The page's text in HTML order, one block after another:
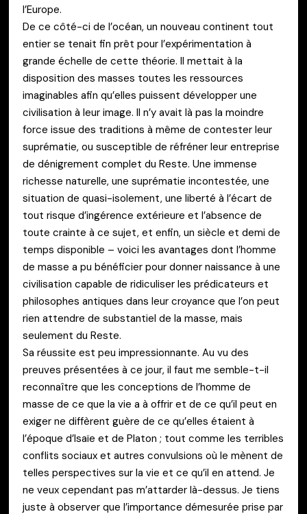
l’Europe.
De ce côté-ci de l’océan, un nouveau continent tout
entier se tenait fin prêt pour l’expérimentation à
grande échelle de cette théorie. Il mettait à la
disposition des masses toutes les ressources
imaginables afin qu’elles puissent développer une
civilisation à leur image. Il n’y avait là pas la moindre
force issue des traditions à même de contester leur
suprématie, ou susceptible de réfréner leur entreprise
de dénigrement complet du Reste. Une immense
richesse naturelle, une suprématie incontestée, une
situation de quasi-isolement, une liberté à l’écart de
tout risque d’ingérence extérieure et l’absence de
toute crainte à ce sujet, et enfin, un siècle et demi de
temps disponible – voici les avantages dont l’homme
de masse a pu bénéficier pour donner naissance à une
civilisation capable de ridiculiser les prédicateurs et
philosophes antiques dans leur croyance que l’on peut
rien attendre de substantiel de la masse, mais
seulement du Reste.
Sa réussite est peu impressionnante. Au vu des
preuves présentées à ce jour, il faut me semble-t-il
reconnaître que les conceptions de l’homme de
masse de ce que la vie a à offrir et de ce qu’il peut en
exiger ne diffèrent guère de ce qu’elles étaient à
l’époque d’Isaïe et de Platon ; tout comme les terribles
conflits sociaux et autres convulsions où le mènent de
telles perspectives sur la vie et ce qu’il en attend. Je
ne veux cependant pas m’attarder là-dessus. Je tiens
juste à observer que l’importance démesurée prise par